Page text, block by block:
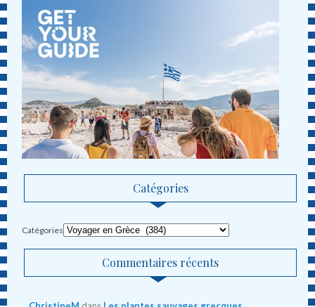
Catégories
Catégories
Commentaires récents